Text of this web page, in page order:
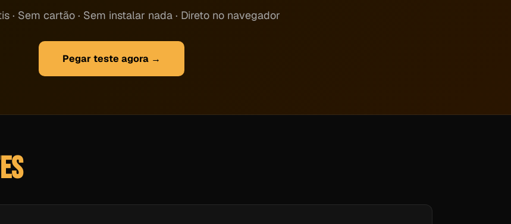
· Sem cartão · Sem instalar nada · Direto no navegador
Pegar teste agora →